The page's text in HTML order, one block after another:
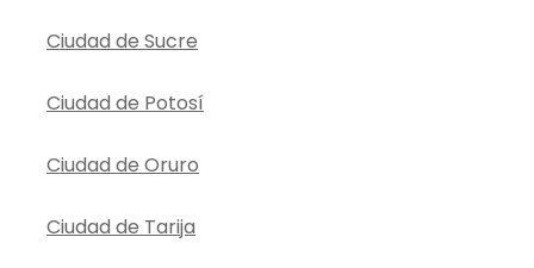
Ciudad de Sucre
Ciudad de Potosí
Ciudad de Oruro
Ciudad de Tarija